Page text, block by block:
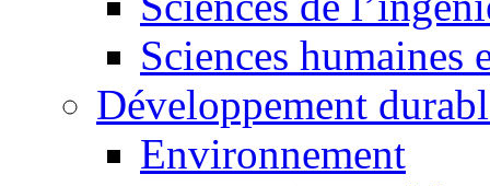
Sciences humaines
Développement
Environnement